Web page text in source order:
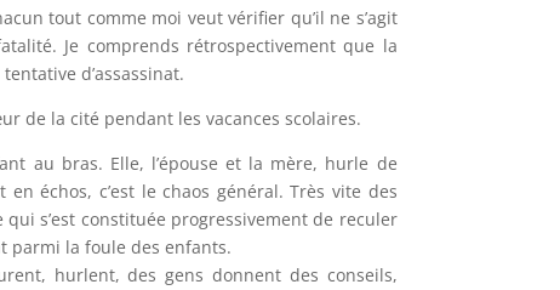
tout comme moi veut vérifier qu’il ne s’agit
Je comprends rétrospectivement que la
d’assassinat.
de la cité pendant les vacances scolaires.
au bras. Elle, l’épouse et la mère, hurle de
échos, c’est le chaos général. Très vite des
s’est constituée progressivement de reculer
parmi la foule des enfants.
hurlent, des gens donnent des conseils,